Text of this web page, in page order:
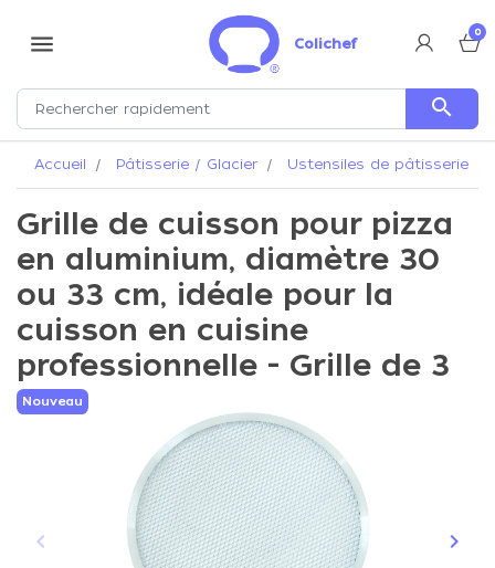
menu Colichef
0
search
Accueil Pâtisserie / Glacier Ustensiles de pâtisserie
Grille de cuisson pour pizza
en aluminium, diamètre 30
ou 33 cm, idéale pour la
cuisson en cuisine
professionnelle - Grille de 3
Nouveau
Précédent
keyboard_arrow_left keyboard_arrow_right